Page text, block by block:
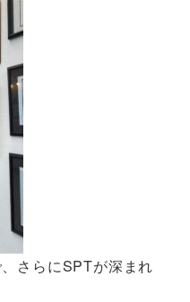
さらにSPTが深まれ